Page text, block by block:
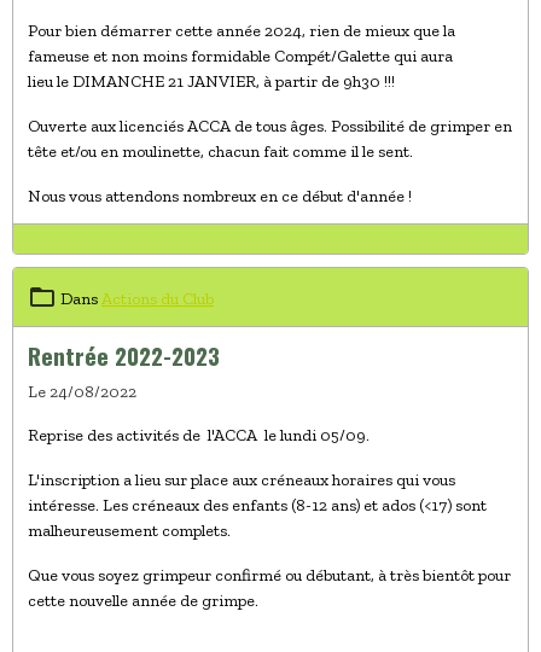
Pour bien démarrer cette année 2024, rien de mieux que la
fameuse et non moins formidable Compét/Galette qui aura
lieu le DIMANCHE 21 JANVIER, à partir de 9h30 !!!
Ouverte aux licenciés ACCA de tous âges. Possibilité de grimper en
tête et/ou en moulinette, chacun fait comme il le sent.
Nous vous attendons nombreux en ce début d'année !
DansActions du Club
Rentrée 2022-2023
Le 24/08/2022
Reprise des activités de l'ACCA le lundi 05/09.
L'inscription a lieu sur place aux créneaux horaires qui vous
intéresse. Les créneaux des enfants (8-12 ans) et ados (<17) sont
malheureusement complets.
Que vous soyez grimpeur confirmé ou débutant, à très bientôt pour
cette nouvelle année de grimpe.